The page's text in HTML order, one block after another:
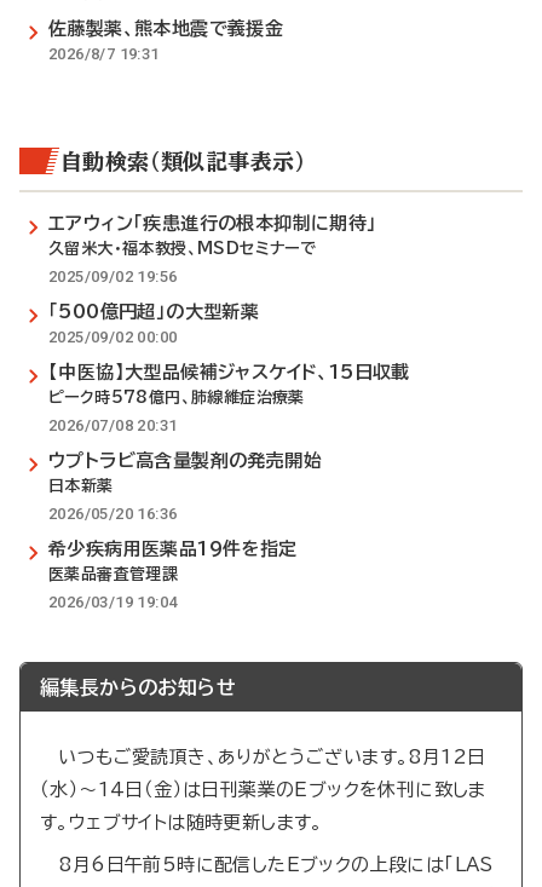
佐藤製薬、熊本地震で義援金
2026/8/7 19:31
自動検索（類似記事表示）
エアウィン「疾患進行の根本抑制に期待」
久留米大・福本教授、MSDセミナーで
2025/09/02 19:56
「500億円超」の大型新薬
2025/09/02 00:00
【中医協】大型品候補ジャスケイド、15日収載
ピーク時578億円、肺線維症治療薬
2026/07/08 20:31
ウプトラビ高含量製剤の発売開始
日本新薬
2026/05/20 16:36
希少疾病用医薬品19件を指定
医薬品審査管理課
2026/03/19 19:04
編集長からのお知らせ
いつもご愛読頂き、ありがとうございます。8月12日
（水）～14日（金）は日刊薬業のEブックを休刊に致しま
す。ウェブサイトは随時更新します。
8月6日午前5時に配信したEブックの上段には「LAS